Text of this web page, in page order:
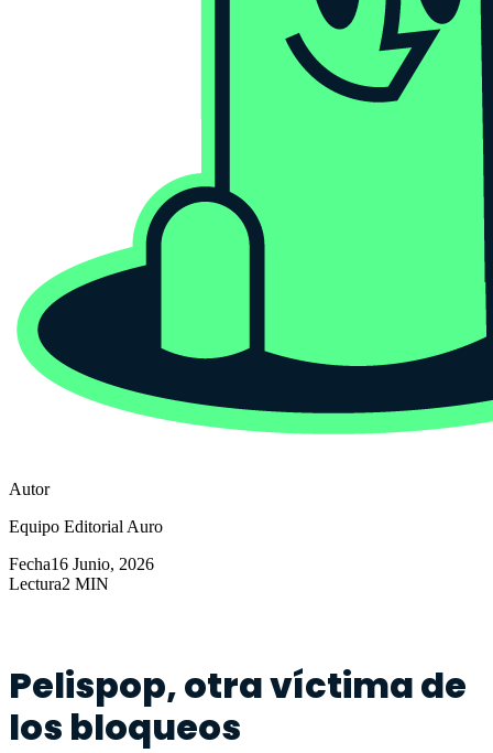
Autor
Equipo Editorial Auro
Fecha16 Junio, 2026
Lectura2 MIN
Pelispop, otra víctima de
los bloqueos